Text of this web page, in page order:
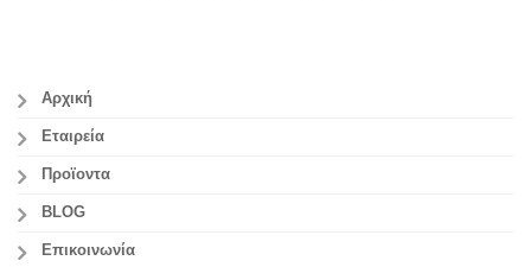
Αρχική
Εταιρεία
Προϊοντα
BLOG
Επικοινωνία